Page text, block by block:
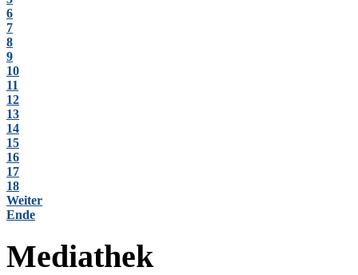
6
7
8
9
10
11
12
13
14
15
16
17
18
Weiter
Ende
Mediathek